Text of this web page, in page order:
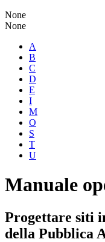
None
None
A
B
C
D
E
I
M
O
S
T
U
Manuale
Progettare siti
della Pubblica